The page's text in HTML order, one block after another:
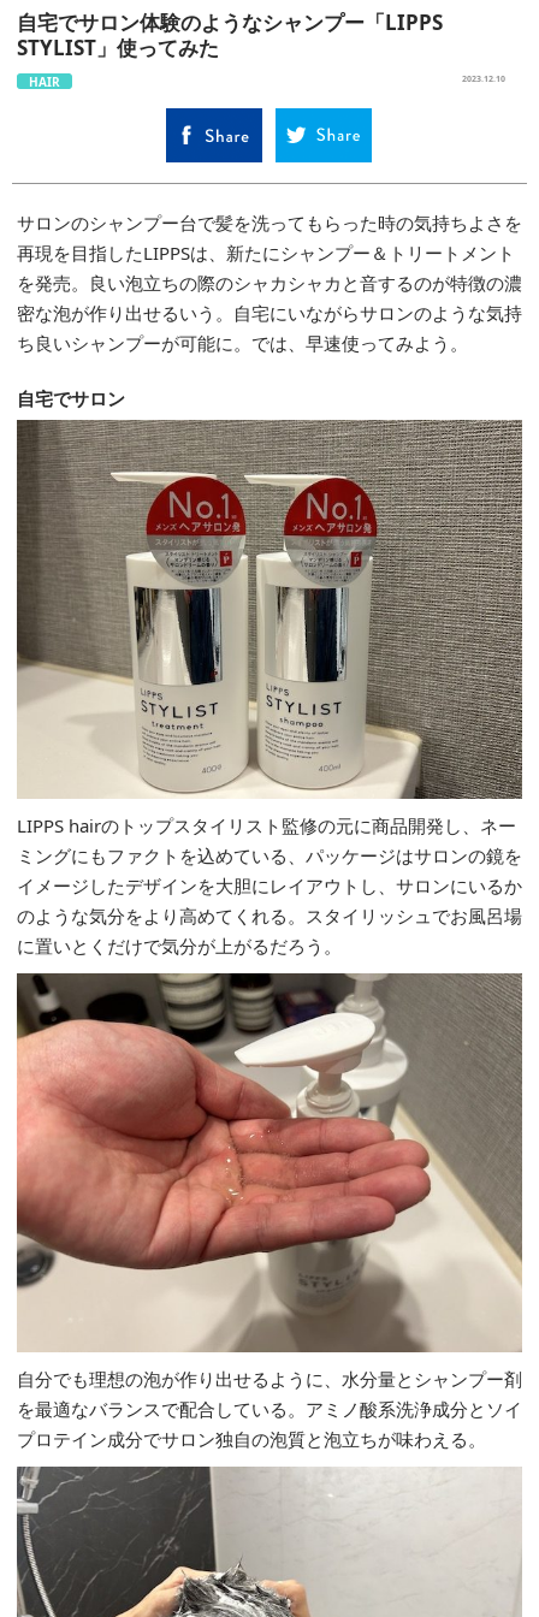
自宅でサロン体験のようなシャンプー「LIPPS
STYLIST」使ってみた
HAIR 2023.12.10
サロンのシャンプー台で髪を洗ってもらった時の気持ちよさを
再現を目指したLIPPSは、新たにシャンプー＆トリートメント
を発売。良い泡立ちの際のシャカシャカと音するのが特徴の濃
密な泡が作り出せるいう。自宅にいながらサロンのような気持
ち良いシャンプーが可能に。では、早速使ってみよう。
自宅でサロン
LIPPS hairのトップスタイリスト監修の元に商品開発し、ネー
ミングにもファクトを込めている、パッケージはサロンの鏡を
イメージしたデザインを大胆にレイアウトし、サロンにいるか
のような気分をより高めてくれる。スタイリッシュでお風呂場
に置いとくだけで気分が上がるだろう。
自分でも理想の泡が作り出せるように、水分量とシャンプー剤
を最適なバランスで配合している。アミノ酸系洗浄成分とソイ
プロテイン成分でサロン独自の泡質と泡立ちが味わえる。